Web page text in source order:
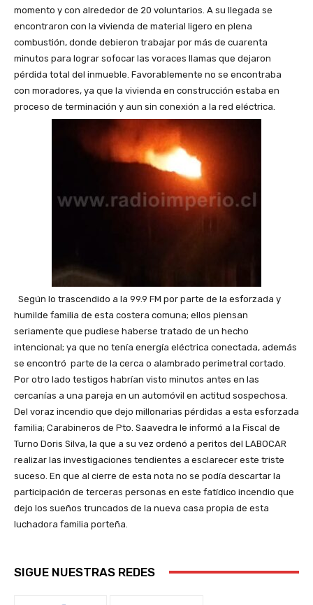
momento y con alrededor de 20 voluntarios. A su llegada se
encontraron con la vivienda de material ligero en plena
combustión, donde debieron trabajar por más de cuarenta
minutos para lograr sofocar las voraces llamas que dejaron
pérdida total del inmueble. Favorablemente no se encontraba
con moradores, ya que la vivienda en construcción estaba en
proceso de terminación y aun sin conexión a la red eléctrica.
Según lo trascendido a la 99.9 FM por parte de la esforzada y
humilde familia de esta costera comuna; ellos piensan
seriamente que pudiese haberse tratado de un hecho
intencional; ya que no tenía energía eléctrica conectada, además
se encontró parte de la cerca o alambrado perimetral cortado.
Por otro lado testigos habrían visto minutos antes en las
cercanías a una pareja en un automóvil en actitud sospechosa.
Del voraz incendio que dejo millonarias pérdidas a esta esforzada
familia; Carabineros de Pto. Saavedra le informó a la Fiscal de
Turno Doris Silva, la que a su vez ordenó a peritos del LABOCAR
realizar las investigaciones tendientes a esclarecer este triste
suceso. En que al cierre de esta nota no se podía descartar la
participación de terceras personas en este fatídico incendio que
dejo los sueños truncados de la nueva casa propia de esta
luchadora familia porteña.
SIGUE NUESTRAS REDES